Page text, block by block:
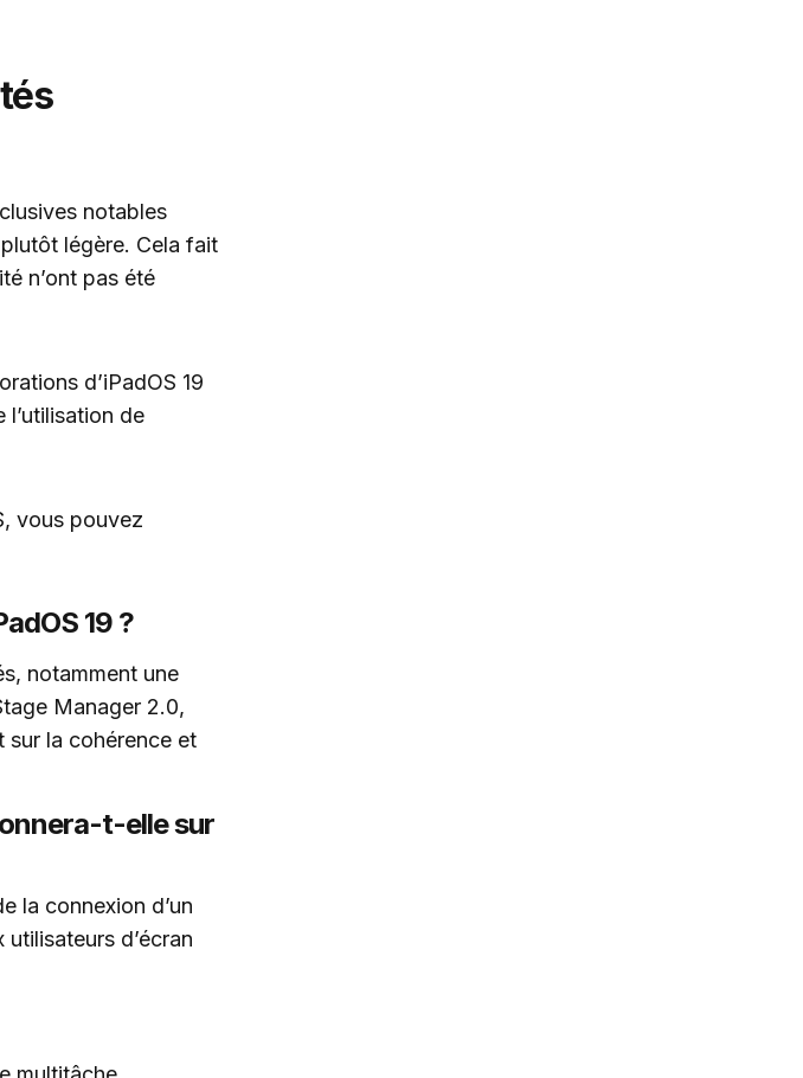
notables
légère. Cela fait
n’ont pas été
d’iPadOS 19
l’utilisation de
vous pouvez
19 ?
notamment une
Manager 2.0,
sur la cohérence et
t-elle sur
la connexion d’un
d’écran